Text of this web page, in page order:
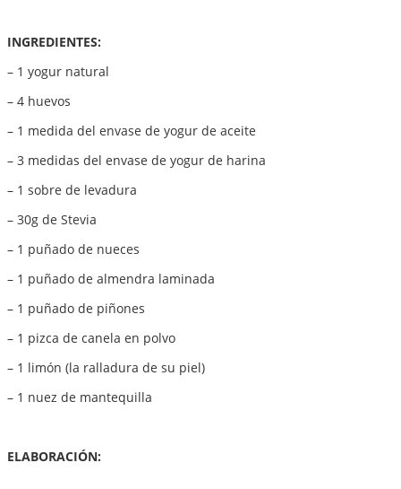
INGREDIENTES:
– 1 yogur natural
– 4 huevos
– 1 medida del envase de yogur de aceite
– 3 medidas del envase de yogur de harina
– 1 sobre de levadura
– 30g de Stevia
– 1 puñado de nueces
– 1 puñado de almendra laminada
– 1 puñado de piñones
– 1 pizca de canela en polvo
– 1 limón (la ralladura de su piel)
– 1 nuez de mantequilla
ELABORACIÓN: